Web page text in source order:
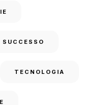
SUCCESSO
TECNOLOGIA